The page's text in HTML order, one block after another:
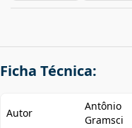
Ficha Técnica:
Autor
Antônio
Gramsci